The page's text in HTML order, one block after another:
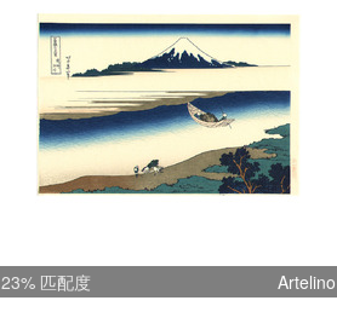
23% 匹配度 Artelino